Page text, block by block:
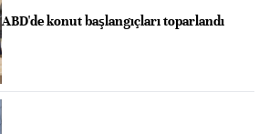
ABD'de konut başlangıçları toparlandı